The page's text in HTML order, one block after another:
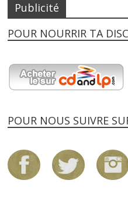
Publicité
POUR NOURRIR TA
POUR NOUS SUIVRE